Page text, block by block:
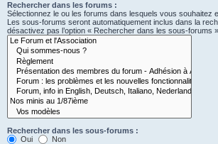
Rechercher dans les forums :
Sélectionnez le ou les forums dans lesquels vous souhaitez
Les sous-forums seront automatiquement inclus dans la
désactivez pas l’option « Rechercher dans les sous-forums
Rechercher dans les sous-forums :
Oui
Non